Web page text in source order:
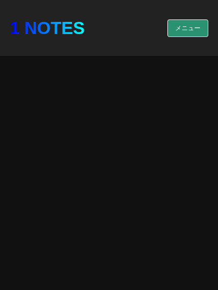
1 NOTES メニュー